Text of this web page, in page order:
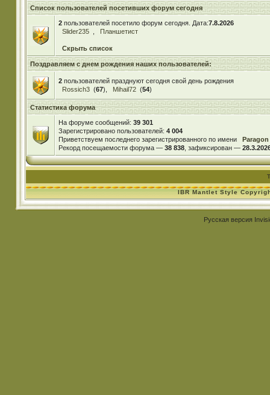
Список пользователей посетивших форум сегодня
2пользователей посетило форум сегодня. Дата:7.8.2026
Slider235
Планшетист
Скрыть список
Поздравляем с днем рождения наших пользователей:
2пользователей празднуют сегодня свой день рождения
Rossich3 (67), Mihail72 (54)
Статистика форума
На форуме сообщений: 39 301
Зарегистрировано пользователей: 4 004
Приветствуем последнего зарегистрированного по имени
Paragon
Рекорд посещаемости форума — 38 838, зафиксирован —
IBR Mantlet Style
Русская версия